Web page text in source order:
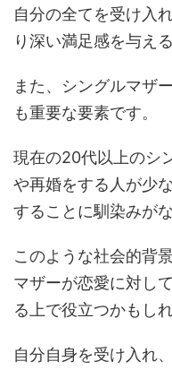
自分の全てを受け入
り深い満足感を与え
また、シングルマザ
も重要な要素です。
現在の20代以上のシ
や再婚をする人が少
することに馴染みが
このような社会的背
マザーが恋愛に対し
る上で役立つかもしれ
自分自身を受け入れ